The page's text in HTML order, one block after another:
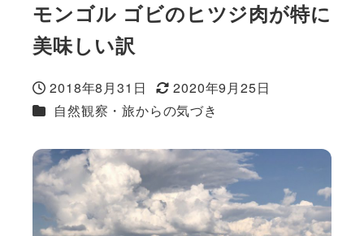
モンゴル ゴビのヒツジ肉が特に
美味しい訳
投稿日
2018年8月31日
更新日
2020年9月25日
カテゴリー
自然観察・旅からの気づき